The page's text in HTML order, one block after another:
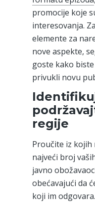
promocije koje
interesovanja.
elemente za
nove aspekte,
goste kako
privukli novu
regije
Proučite iz kojih
najveći broj
javno
obećavajući da
koji im